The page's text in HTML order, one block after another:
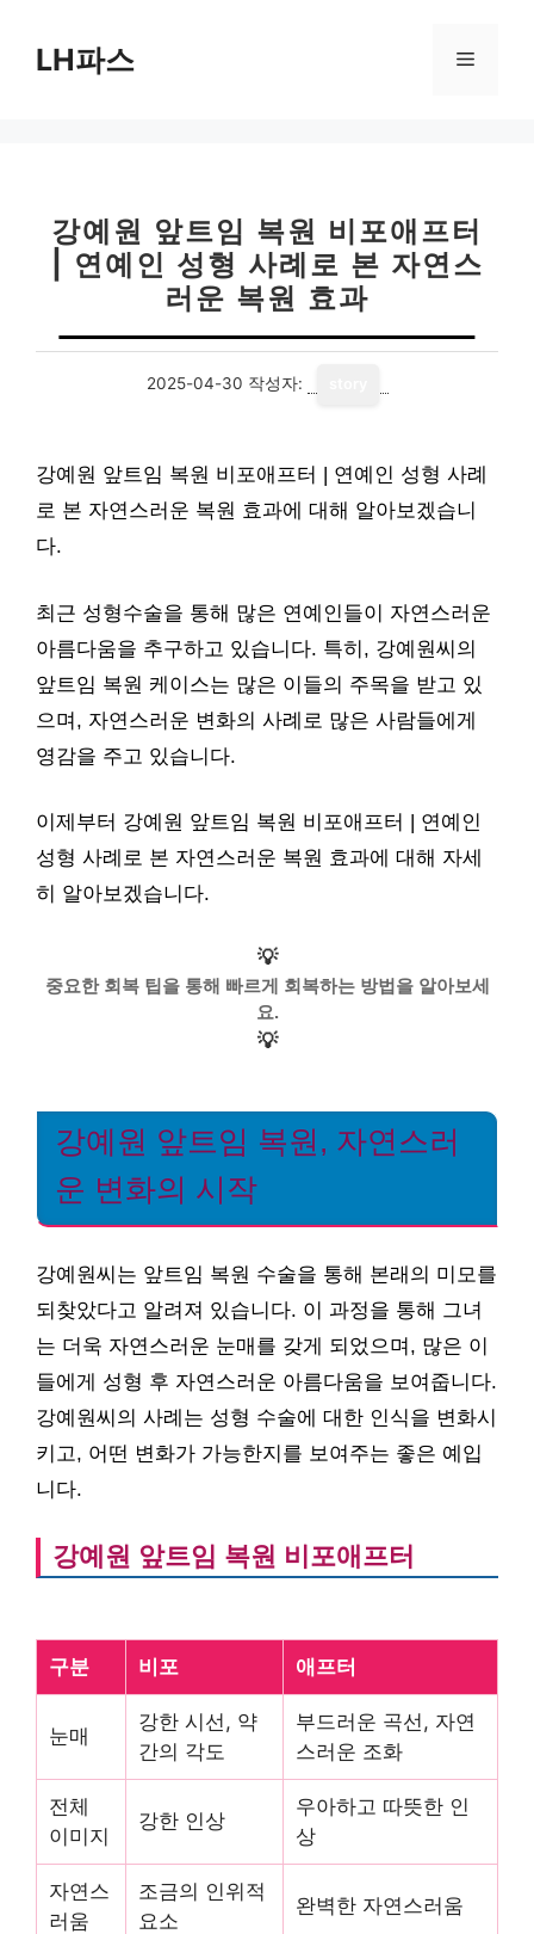
LH파스 메
강예원 앞트임 복원 비포애프터
| 연예인 성형 사례로 본 자연스
러운 복원 효과
2025-04-30 작성자:
강예원 앞트임 복원 비포애프터 | 연예인 성형 사례
로 본 자연스러운 복원 효과에 대해 알아보겠습니
다.
최근 성형수술을 통해 많은 연예인들이 자연스러운
아름다움을 추구하고 있습니다. 특히, 강예원씨의
앞트임 복원 케이스는 많은 이들의 주목을 받고 있
으며, 자연스러운 변화의 사례로 많은 사람들에게
영감을 주고 있습니다.
이제부터 강예원 앞트임 복원 비포애프터 | 연예인
성형 사례로 본 자연스러운 복원 효과에 대해 자세
히 알아보겠습니다.
💡
중요한 회복 팁을 통해 빠르게 회복하는 방법을 알아보세
요.
💡
강예원 앞트임 복원, 자연스러
운 변화의 시작
강예원씨는 앞트임 복원 수술을 통해 본래의 미모를
되찾았다고 알려져 있습니다. 이 과정을 통해 그녀
는 더욱 자연스러운 눈매를 갖게 되었으며, 많은 이
들에게 성형 후 자연스러운 아름다움을 보여줍니다.
강예원씨의 사례는 성형 수술에 대한 인식을 변화시
키고, 어떤 변화가 가능한지를 보여주는 좋은 예입
니다.
강예원 앞트임 복원 비포애프터
구분 비포 애프터
눈매
강한 시선, 약
간의 각도
부드러운 곡선, 자연
스러운 조화
전체
이미지
강한 인상
우아하고 따뜻한 인
상
자연스
러움
조금의 인위적
요소
완벽한 자연스러움